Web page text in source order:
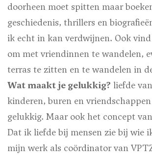
doorheen moet spitten maar
geschiedenis, thrillers en
ik echt in kan verdwijnen. Ook
om met vriendinnen te wandelen,
terras te zitten en te wandelen in
Wat maakt je gelukkig? liefde
kinderen, buren en
gelukkig. Maar ook het concept
Dat ik liefde bij mensen zie bij wie
mijn werk als coördinator van